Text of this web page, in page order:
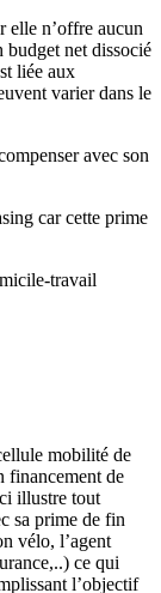
elle n’offre aucun
budget net dissocié
liée aux
varier dans le
avec son
car cette prime
travail
mobilité de
financement de
illustre tout
sa prime de fin
vélo, l’agent
ce qui
l’objectif